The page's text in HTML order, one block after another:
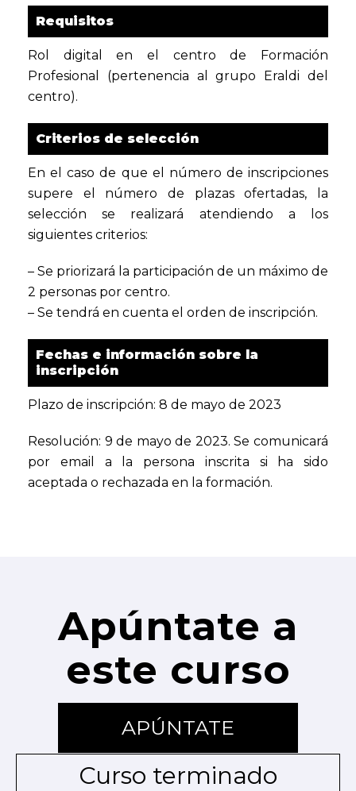
Requisitos
Rol digital en el centro de Formación
Profesional (pertenencia al grupo Eraldi del
centro).
Criterios de selección
En el caso de que el número de inscripciones
supere el número de plazas ofertadas, la
selección se realizará atendiendo a los
siguientes criterios:
– Se priorizará la participación de un máximo de
2 personas por centro.
– Se tendrá en cuenta el orden de inscripción.
Fechas e información sobre la
inscripción
Plazo de inscripción: 8 de mayo de 2023
Resolución: 9 de mayo de 2023. Se comunicará
por email a la persona inscrita si ha sido
aceptada o rechazada en la formación.
Apúntate a
este curso
APÚNTATE
Curso terminado